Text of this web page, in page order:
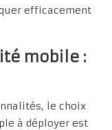
efficacement
mobile :
le choix
à déployer est